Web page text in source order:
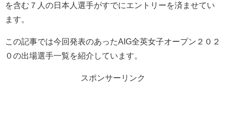
を含む７人の日本人選手がすでにエントリーを済ませてい
ます。
この記事では今回発表のあったAIG全英女子オープン２０２
０の出場選手一覧を紹介しています。
スポンサーリンク